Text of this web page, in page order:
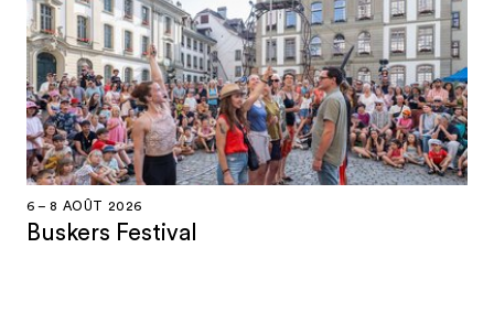
6 – 8 AOÛT 2026
Buskers Festival